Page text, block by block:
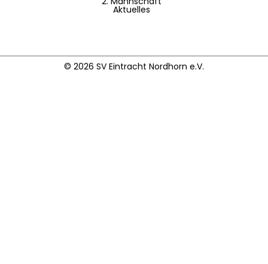
Aktuelles
© 2026 SV Eintracht Nordhorn e.V.